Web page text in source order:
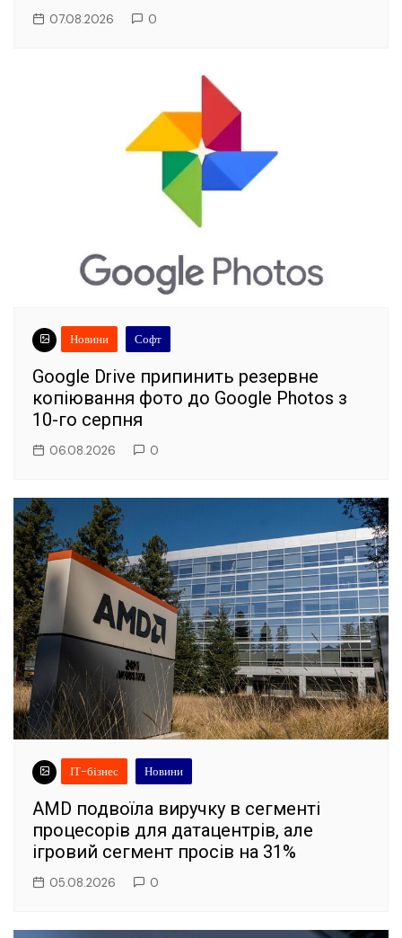
07.08.2026 0
Новини Софт
Google Drive припинить резервне
копіювання фото до Google Photos з
10-го серпня
06.08.2026 0
ІТ-бізнес Новини
AMD подвоїла виручку в сегменті
процесорів для датацентрів, але
ігровий сегмент просів на 31%
05.08.2026 0